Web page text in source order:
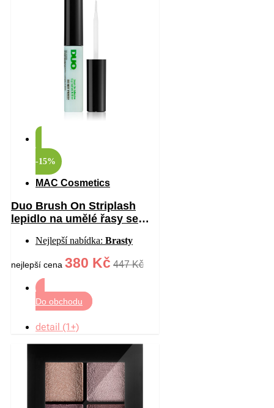
-15%
MAC Cosmetics
Duo Brush On Striplash
lepidlo na umělé řasy se
White/Clear 5 g
Nejlepší nabídka: Brasty
nejlepší cena 380 Kč 447 Kč
Do obchodu
detail (1+)